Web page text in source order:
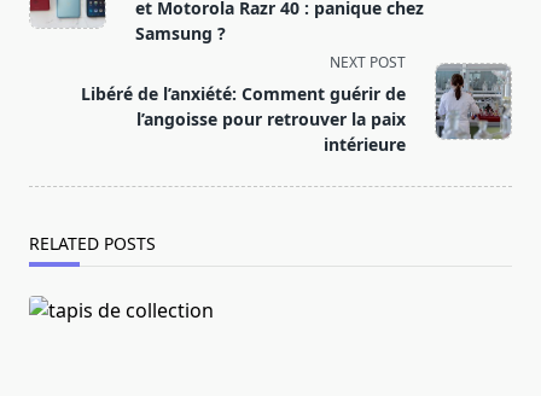
subtitle
screen-
text">Page</span>
et Motorola Razr 40 : panique chez
Samsung ?
NEXT POST
Libéré de l’anxiété: Comment guérir de
l’angoisse pour retrouver la paix
intérieure
RELATED POSTS